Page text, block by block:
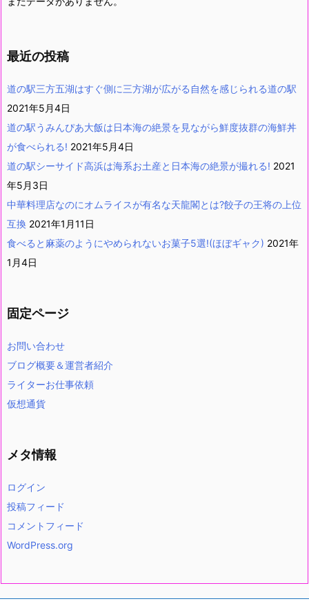
最近の投稿
道の駅三方五湖はすぐ側に三方湖が広がる自然を感じられる道の駅
2021年5月4日
道の駅うみんぴあ大飯は日本海の絶景を見ながら鮮度抜群の海鮮丼
が食べられる! 2021年5月4日
道の駅シーサイド高浜は海系お土産と日本海の絶景が撮れる! 2021
年5月3日
中華料理店なのにオムライスが有名な天龍閣とは?餃子の王将の上位
互換 2021年1月11日
食べると麻薬のようにやめられないお菓子5選!(ほぼギャク) 2021年
1月4日
固定ページ
お問い合わせ
ブログ概要＆運営者紹介
ライターお仕事依頼
仮想通貨
メタ情報
ログイン
投稿フィード
コメントフィード
WordPress.org